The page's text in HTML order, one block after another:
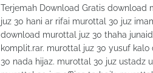
Terjemah Download Gratis download
juz 30 hani ar rifai murottal 30 juz
download murottal juz 30 thaha
komplit.rar. murottal juz 30 yusuf
30 nada hijaz. murottal 30 juz ustadz